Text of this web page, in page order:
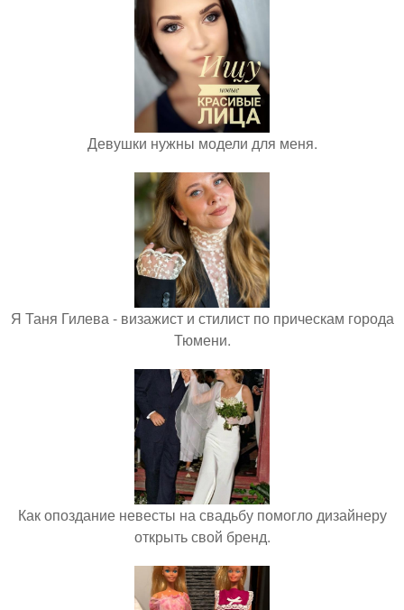
Девушки нужны модели для меня.
Я Таня Гилева - визажист и стилист по прическам города
Тюмени.
Как опоздание невесты на свадьбу помогло дизайнеру
открыть свой бренд.